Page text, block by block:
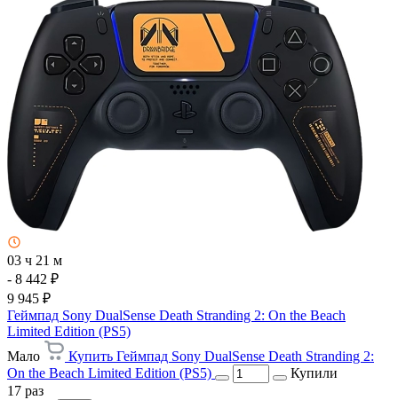
03 ч 21 м
- 8 442 ₽
9 945 ₽
Геймпад Sony DualSense Death Stranding 2: On the Beach
Limited Edition (PS5)
Мало
Купить Геймпад Sony DualSense Death Stranding 2:
On the Beach Limited Edition (PS5)
Купили
17 раз